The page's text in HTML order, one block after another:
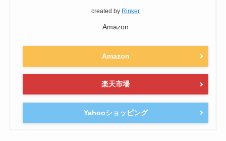
created by Rinker
Amazon
Amazon
楽天市場
Yahooショッピング